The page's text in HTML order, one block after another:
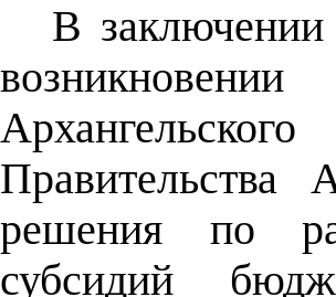
В заключении
Правительства
решения по
субсидий